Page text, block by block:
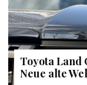
Toyota Land
Neue alte